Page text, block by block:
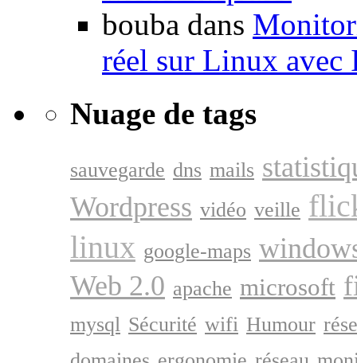
bouba dans
réel sur Linux avec
Nuage de tags
sauvegarde dns mails
Wordpress vidéo veille
linux google-maps
Web 2.0 apache microsoft
mysql Sécurité wifi Humour